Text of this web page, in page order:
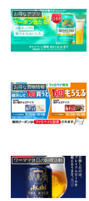
お得なアプリ
お得な買物情報
ワーママ休日のお得活動